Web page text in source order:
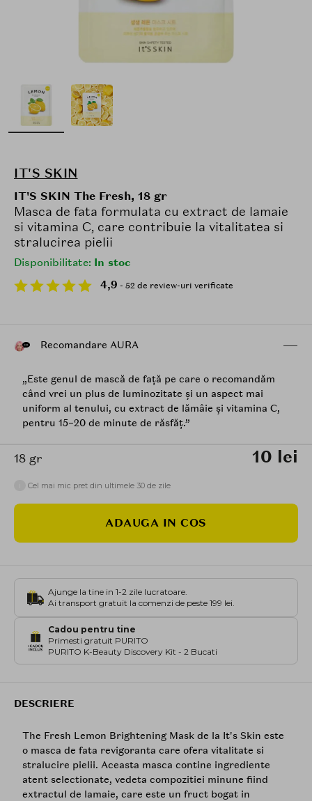
IT'S SKIN
IT'S SKIN The Fresh, 18 gr
Masca de fata formulata cu extract de lamaie
si vitamina C, care contribuie la vitalitatea si
stralucirea pielii
Disponibilitate: In stoc
4,9 - 52 de review-uri verificate
Recomandare AURA
„Este genul de mască de față pe care o recomandăm
când vrei un plus de luminozitate și un aspect mai
uniform al tenului, cu extract de lămâie și vitamina C,
pentru 15–20 de minute de răsfăț.”
18 gr 10 lei
Cel mai mic pret din ultimele 30 de zile
ADAUGA IN COS
Ajunge la tine in 1-2 zile lucratoare.
Ai transport gratuit la comenzi de peste 199 lei.
Cadou pentru tine
Primesti gratuit PURITO
PURITO K-Beauty Discovery Kit - 2 Bucati
DESCRIERE
The Fresh Lemon Brightening Mask de la It's Skin este
o masca de fata revigoranta care ofera vitalitate si
stralucire pielii. Aceasta masca contine ingrediente
atent selectionate, vedeta compozitiei minune fiind
extractul de lamaie, care este un fruct bogat in